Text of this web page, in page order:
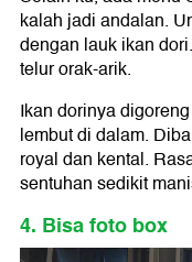
kalah jadi andalan.
dengan lauk ikan
telur orak-arik.
Ikan dorinya
lembut di dalam.
royal dan kental.
sentuhan sedikit
4. Bisa foto box